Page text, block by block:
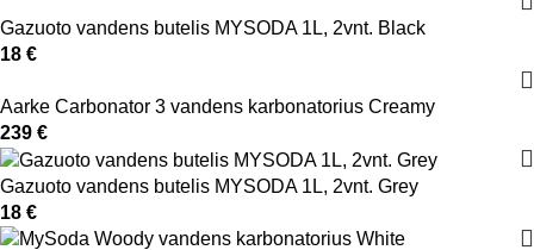
Gazuoto vandens butelis MYSODA 1L, 2vnt. Black
18 €
Aarke Carbonator 3 vandens karbonatorius Creamy
239 €
Gazuoto vandens butelis MYSODA 1L, 2vnt. Grey
18 €